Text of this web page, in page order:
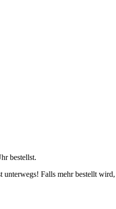
bestellst.
Falls mehr bestellt